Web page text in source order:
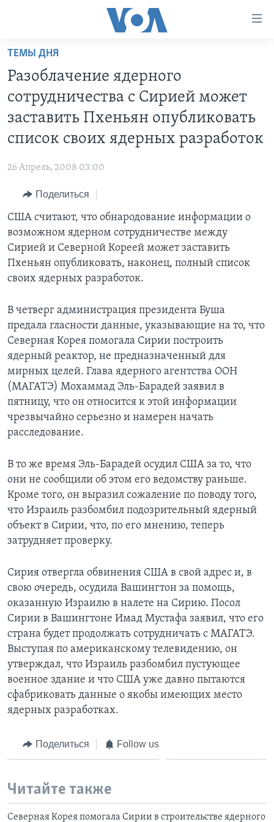
Перейти
основной
контент
Перейти
основной
Перейти
поиск
ГЛАВНОЕ
ПОЧЕМУ ЭТО ВАЖНО?
ДИСКУССИЯ VOA
ДЕТАЛИ
НЬЮ-ЙОРК NEW YORK
АМЕРИКА. БОЛЬШОЕ ПУТЕШЕСТВИЕ
ПРОЕКТЫ
А КАК В АМЕРИКЕ?
АРТЕФАКТЫ
АМЕРИКАНСКИЕ ГОРОДКИ
ТЕСТЫ
ФАКТЫ ПРОТИВ ФЕЙКОВ
ЗА СВОБОДУ ПРЕССЫ
УЧИМ АНГЛИЙСКИЙ
ВИДЕО
ПОДПИСКА НА НОВОСТИ
СОЦИАЛЬНЫЕ СЕТИ
Языки
ТЕМЫ ДНЯ
Разоблачение ядерного
сотрудничества с Сирией может
заставить Пхеньян опубликовать
список своих ядерных разработок
26 Апрель, 2008 03:00
Поделиться
США считают, что обнародование информации о
возможном ядерном сотрудничестве между
Сирией и Северной Кореей может заставить
Пхеньян опубликовать, наконец, полный список
своих ядерных разработок.
В четверг администрация президента Буша
предала гласности данные, указывающие на то, что
Северная Корея помогала Сирии построить
ядерный реактор, не предназначенный для
мирных целей. Глава ядерного агентства ООН
(МАГАТЭ) Мохаммад Эль-Барадей заявил в
пятницу, что он относится к этой информации
чрезвычайно серьезно и намерен начать
расследование.
В то же время Эль-Барадей осудил США за то, что
они не сообщили об этом его ведомству раньше.
Кроме того, он выразил сожаление по поводу того,
что Израиль разбомбил подозрительный ядерный
объект в Сирии, что, по его мнению, теперь
затрудняет проверку.
Сирия отвергла обвинения США в свой адрес и, в
свою очередь, осудила Вашингтон за помощь,
оказанную Израилю в налете на Сирию. Посол
Сирии в Вашингтоне Имад Мустафа заявил, что его
страна будет продолжать сотрудничать с МАГАТЭ.
Выступая по американскому телевидению, он
утверждал, что Израиль разбомбил пустующее
военное здание и что США уже давно пытаются
сфабриковать данные о якобы имеющих место
ядерных разработках.
Поделиться Follow us
Читайте также
Северная Корея помогала Сирии в строительстве ядерного